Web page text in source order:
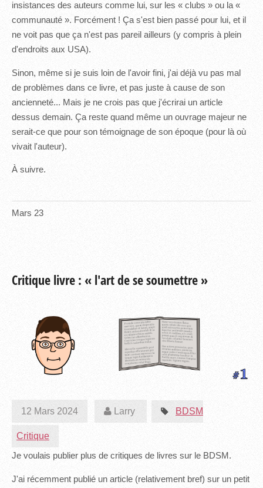
Mars 23
insistances des auteurs comme lui, sur les « clubs » ou la «
communauté ». Forcément ! Ça s'est bien passé pour lui, et il
ne voit pas que ça n'est pas pareil ailleurs (y compris à plein
d'endroits aux USA).
Sinon, même si je suis loin de l'avoir fini, j'ai déjà vu pas mal
de problèmes dans ce livre, et pas juste à cause de son
ancienneté... Mais je ne crois pas que j'écrirai un article
dessus demain. Ça reste quand même un ouvrage majeur ne
serait-ce que pour son témoignage de son époque (pour là où
vivait l'auteur).
À suivre.
Critique livre : « l'art de se soumettre »
12 Mars 2024 Larry BDSM
Critique
Je voulais publier plus de critiques de livres sur le BDSM.
J'ai récemment publié un article (relativement bref) sur un petit